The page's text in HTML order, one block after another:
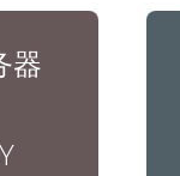
器